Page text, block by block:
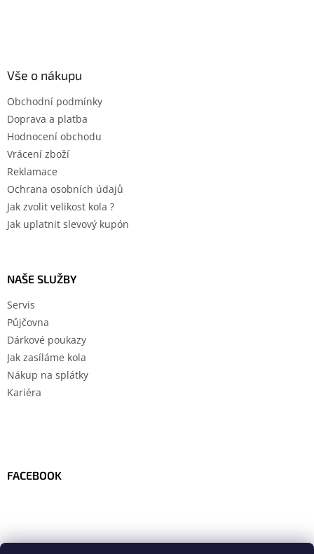
Vše o nákupu
Obchodní podmínky
Doprava a platba
Hodnocení obchodu
Vrácení zboží
Reklamace
Ochrana osobních údajů
Jak zvolit velikost kola ?
Jak uplatnit slevový kupón
NAŠE SLUŽBY
Servis
Půjčovna
Dárkové poukazy
Jak zasíláme kola
Nákup na splátky
Kariéra
FACEBOOK